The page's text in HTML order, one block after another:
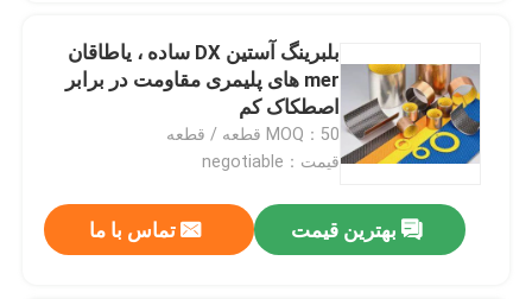
بلبرینگ آستین DX ساده ، یاطاقان
mer های پلیمری مقاومت در برابر
اصطکاک کم
MOQ：50 قطعه / قطعه
قیمت：negotiable
بهترین قیمت تماس با ما